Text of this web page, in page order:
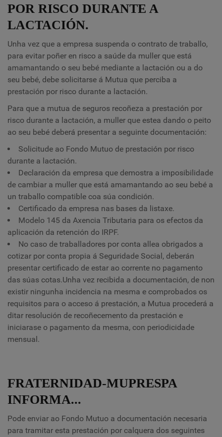
POR RISCO DURANTE A
LACTACIÓN.
Unha vez que a empresa suspenda o contrato de traballo,
para evitar poñer en risco a saúde da muller que está
amamantando o seu bebé mediante a lactación ou a do
seu bebé, debe solicitarse á Mutua que perciba a
prestación por risco durante a lactación.
Para que a mutua de seguros recoñeza a prestación por
risco durante a lactación, a muller que estea dando o peito
ao seu bebé deberá presentar a seguinte documentación:
Solicitude ao Fondo Mutuo de prestación por risco
durante a lactación.
Declaración da empresa que demostra a imposibilidade
de cambiar a muller que está amamantando ao seu bebé a
un traballo compatible coa súa condición.
Certificado da empresa nas bases da listaxe.
Modelo 145 da Axencia Tributaria para os efectos da
aplicación da retención do IRPF.
No caso de traballadores por conta allea obrigados a
cotizar por conta propia á Seguridade Social, deberán
presentar certificado de estar ao corrente no pagamento
das súas cotas.Unha vez recibida a documentación, de non
existir ningunha incidencia na mesma e comprobados os
requisitos para o acceso á prestación, a Mutua procederá a
ditar resolución de recoñecemento da prestación e
iniciarase o pagamento da mesma, con periodicidade
mensual.
FRATERNIDAD-MUPRESPA
INFORMA...
Pode enviar ao Fondo Mutuo a documentación necesaria
para tramitar esta prestación por calquera dos seguintes